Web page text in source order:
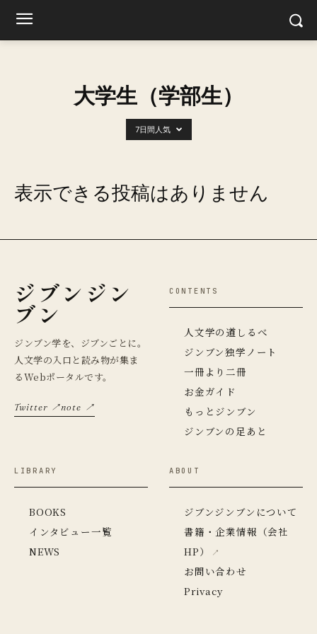
大学生（学部生）
7日間人気
表示できる投稿はありません
ジブンジン
ブン
ジンブン学を、ジブンごとに。
人文学の入口と読み物が集ま
るWebポータルです。
Twitter ↗note ↗
CONTENTS
人文学の道しるべ
ジンブン独学ノート
一冊より二冊
お金ガイド
もっとジンブン
ジンブンの足あと
LIBRARY
BOOKS
インタビュー一覧
NEWS
ABOUT
ジブンジンブンについて
書籍・企業情報（会社
HP）
お問い合わせ
Privacy